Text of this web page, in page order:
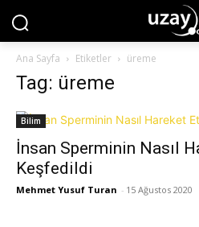
Ana Sayfa Etiketler üreme
Tag: üreme
Bilim
İnsan Sperminin Nasıl
Keşfedildi
Mehmet Yusuf Turan - 15 Ağustos 2020